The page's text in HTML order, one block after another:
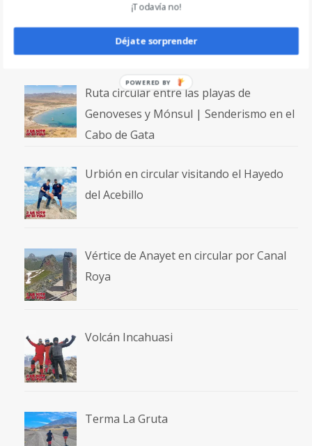
Ascenso a los Picos de la Pez desde el
Camping El Forcallo
Ruta circular entre las playas de
Genoveses y Mónsul | Senderismo en el
Cabo de Gata
Urbión en circular visitando el Hayedo
del Acebillo
Vértice de Anayet en circular por Canal
Roya
Volcán Incahuasi
Terma La Gruta
¡Todavía no!
Déjate sorprender
POWERED BY